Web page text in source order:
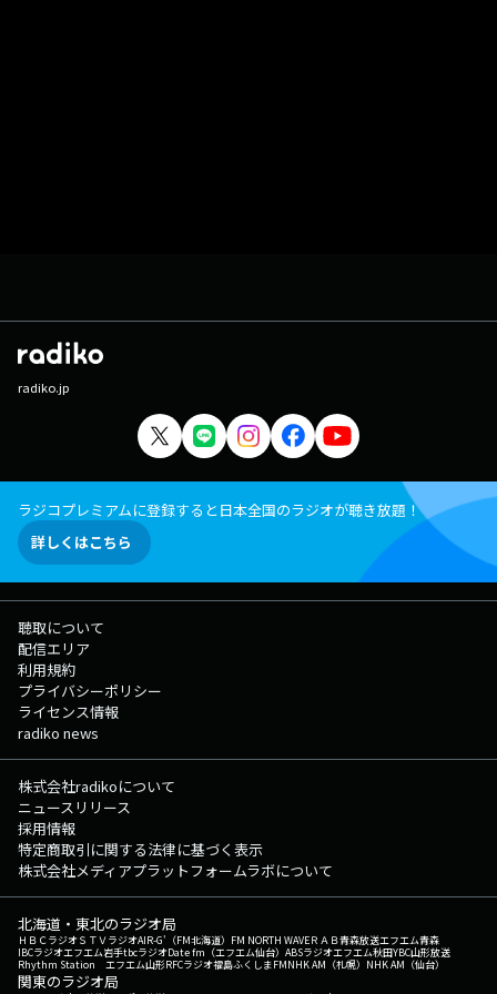
radiko.jp
ラジコプレミアムに登録すると日本全国のラジオが聴き放題！
詳しくはこちら
聴取について
配信エリア
利用規約
プライバシーポリシー
ライセンス情報
radiko news
株式会社radikoについて
ニュースリリース
採用情報
特定商取引に関する法律に基づく表示
株式会社メディアプラットフォームラボについて
北海道・東北のラジオ局
ＨＢＣラジオＳＴＶラジオAIR-G'（FM北海道） FM NORTH WAVEＲＡＢ青森放送エフエム青森
IBCラジオエフエム岩手tbcラジオDate fm（エフエム仙台） ABSラジオエフエム秋田YBC山形放送
Rhythm Station エフエム山形RFCラジオ福島ふくしまFMNHK AM（札幌） NHK AM（仙台）
関東のラジオ局